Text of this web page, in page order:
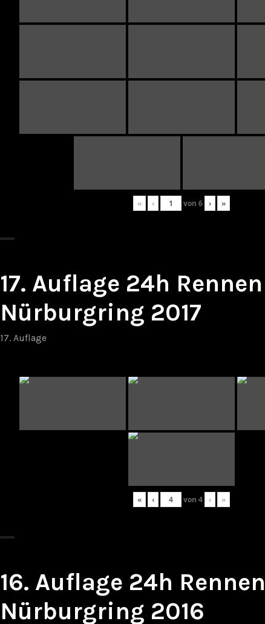
« ‹ von 6 › »
17. Auflage 24h Rennen
Nürburgring 2017
17. Auflage
« ‹ von 4 › »
16. Auflage 24h Rennen
Nürburgring 2016